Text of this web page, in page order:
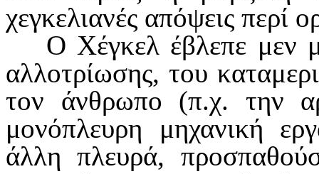
χεγκελιανές απόψεις περί
Ο Χέγκελ έβλεπε μεν
αλλοτρίωσης, του
τον άνθρω­πο (π.χ. την
μονόπλευρη μηχανική
άλλη πλευρά,